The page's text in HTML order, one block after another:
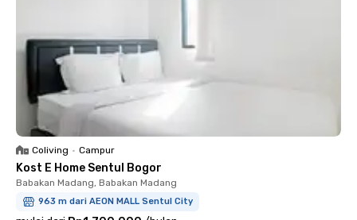
Coliving • Campur
Kost E Home Sentul Bogor
Babakan Madang, Babakan Madang
963 m dari AEON MALL Sentul City